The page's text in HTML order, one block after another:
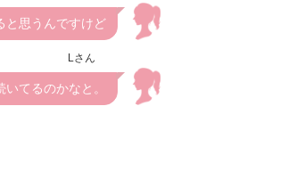
と思うんですけど
Lさん
てるのかなと。